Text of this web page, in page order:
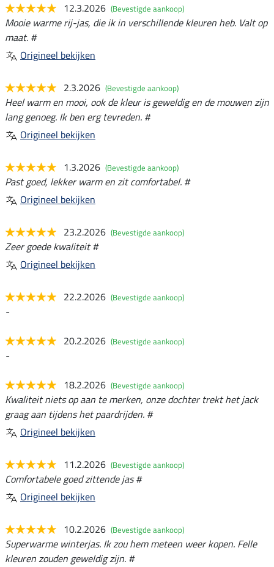
12.3.2026 (Bevestigde aankoop)
Mooie warme rij-jas, die ik in verschillende kleuren heb. Valt op
maat. #
Origineel bekijken
2.3.2026 (Bevestigde aankoop)
Heel warm en mooi, ook de kleur is geweldig en de mouwen zijn
lang genoeg. Ik ben erg tevreden. #
Origineel bekijken
1.3.2026 (Bevestigde aankoop)
Past goed, lekker warm en zit comfortabel. #
Origineel bekijken
23.2.2026 (Bevestigde aankoop)
Zeer goede kwaliteit #
Origineel bekijken
22.2.2026 (Bevestigde aankoop)
-
20.2.2026 (Bevestigde aankoop)
-
18.2.2026 (Bevestigde aankoop)
Kwaliteit niets op aan te merken, onze dochter trekt het jack
graag aan tijdens het paardrijden. #
Origineel bekijken
11.2.2026 (Bevestigde aankoop)
Comfortabele goed zittende jas #
Origineel bekijken
10.2.2026 (Bevestigde aankoop)
Superwarme winterjas. Ik zou hem meteen weer kopen. Felle
kleuren zouden geweldig zijn. #